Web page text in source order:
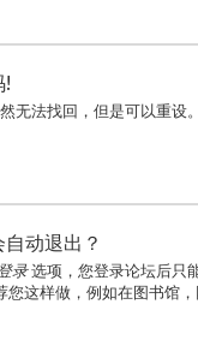
!
无法找回，但是可以重设
动退出？
录选项，您登录论坛后只
您这样做，例如在图书馆